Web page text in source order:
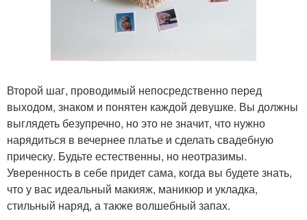
Второй шаг, проводимый непосредственно перед
выходом, знаком и понятен каждой девушке. Вы должны
выглядеть безупречно, но это не значит, что нужно
нарядиться в вечернее платье и сделать свадебную
прическу. Будьте естественны, но неотразимы.
Уверенность в себе придет сама, когда вы будете знать,
что у вас идеальный макияж, маникюр и укладка,
стильный наряд, а также волшебный запах.